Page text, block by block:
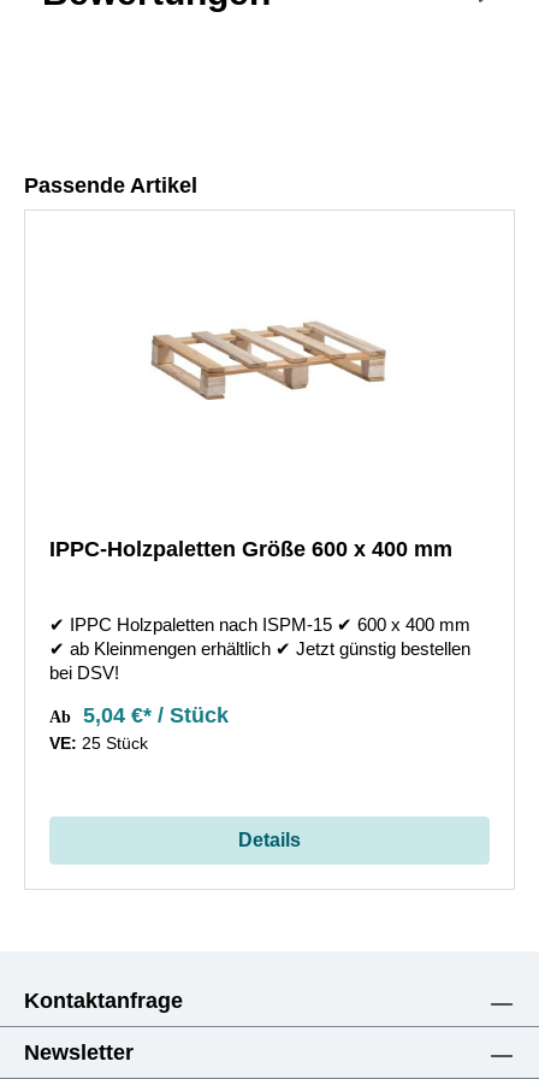
Passende Artikel
IPPC-Holzpaletten Größe 600 x 400 mm
✔︎ IPPC Holzpaletten nach ISPM-15 ✔︎ 600 x 400 mm
✔︎ ab Kleinmengen erhältlich ✔︎ Jetzt günstig bestellen
bei DSV!
Ab 5,04 €* / Stück
VE: 25 Stück
Details
Kontaktanfrage
Newsletter